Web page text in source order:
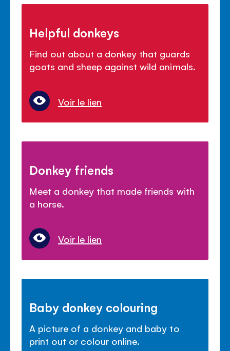
Helpful donkeys
Find out about a donkey that guards
goats and sheep against wild animals.
Voir le lien
Donkey friends
Meet a donkey that made friends with
a horse.
Voir le lien
Baby donkey colouring
A picture of a donkey and baby to
print out or colour online.